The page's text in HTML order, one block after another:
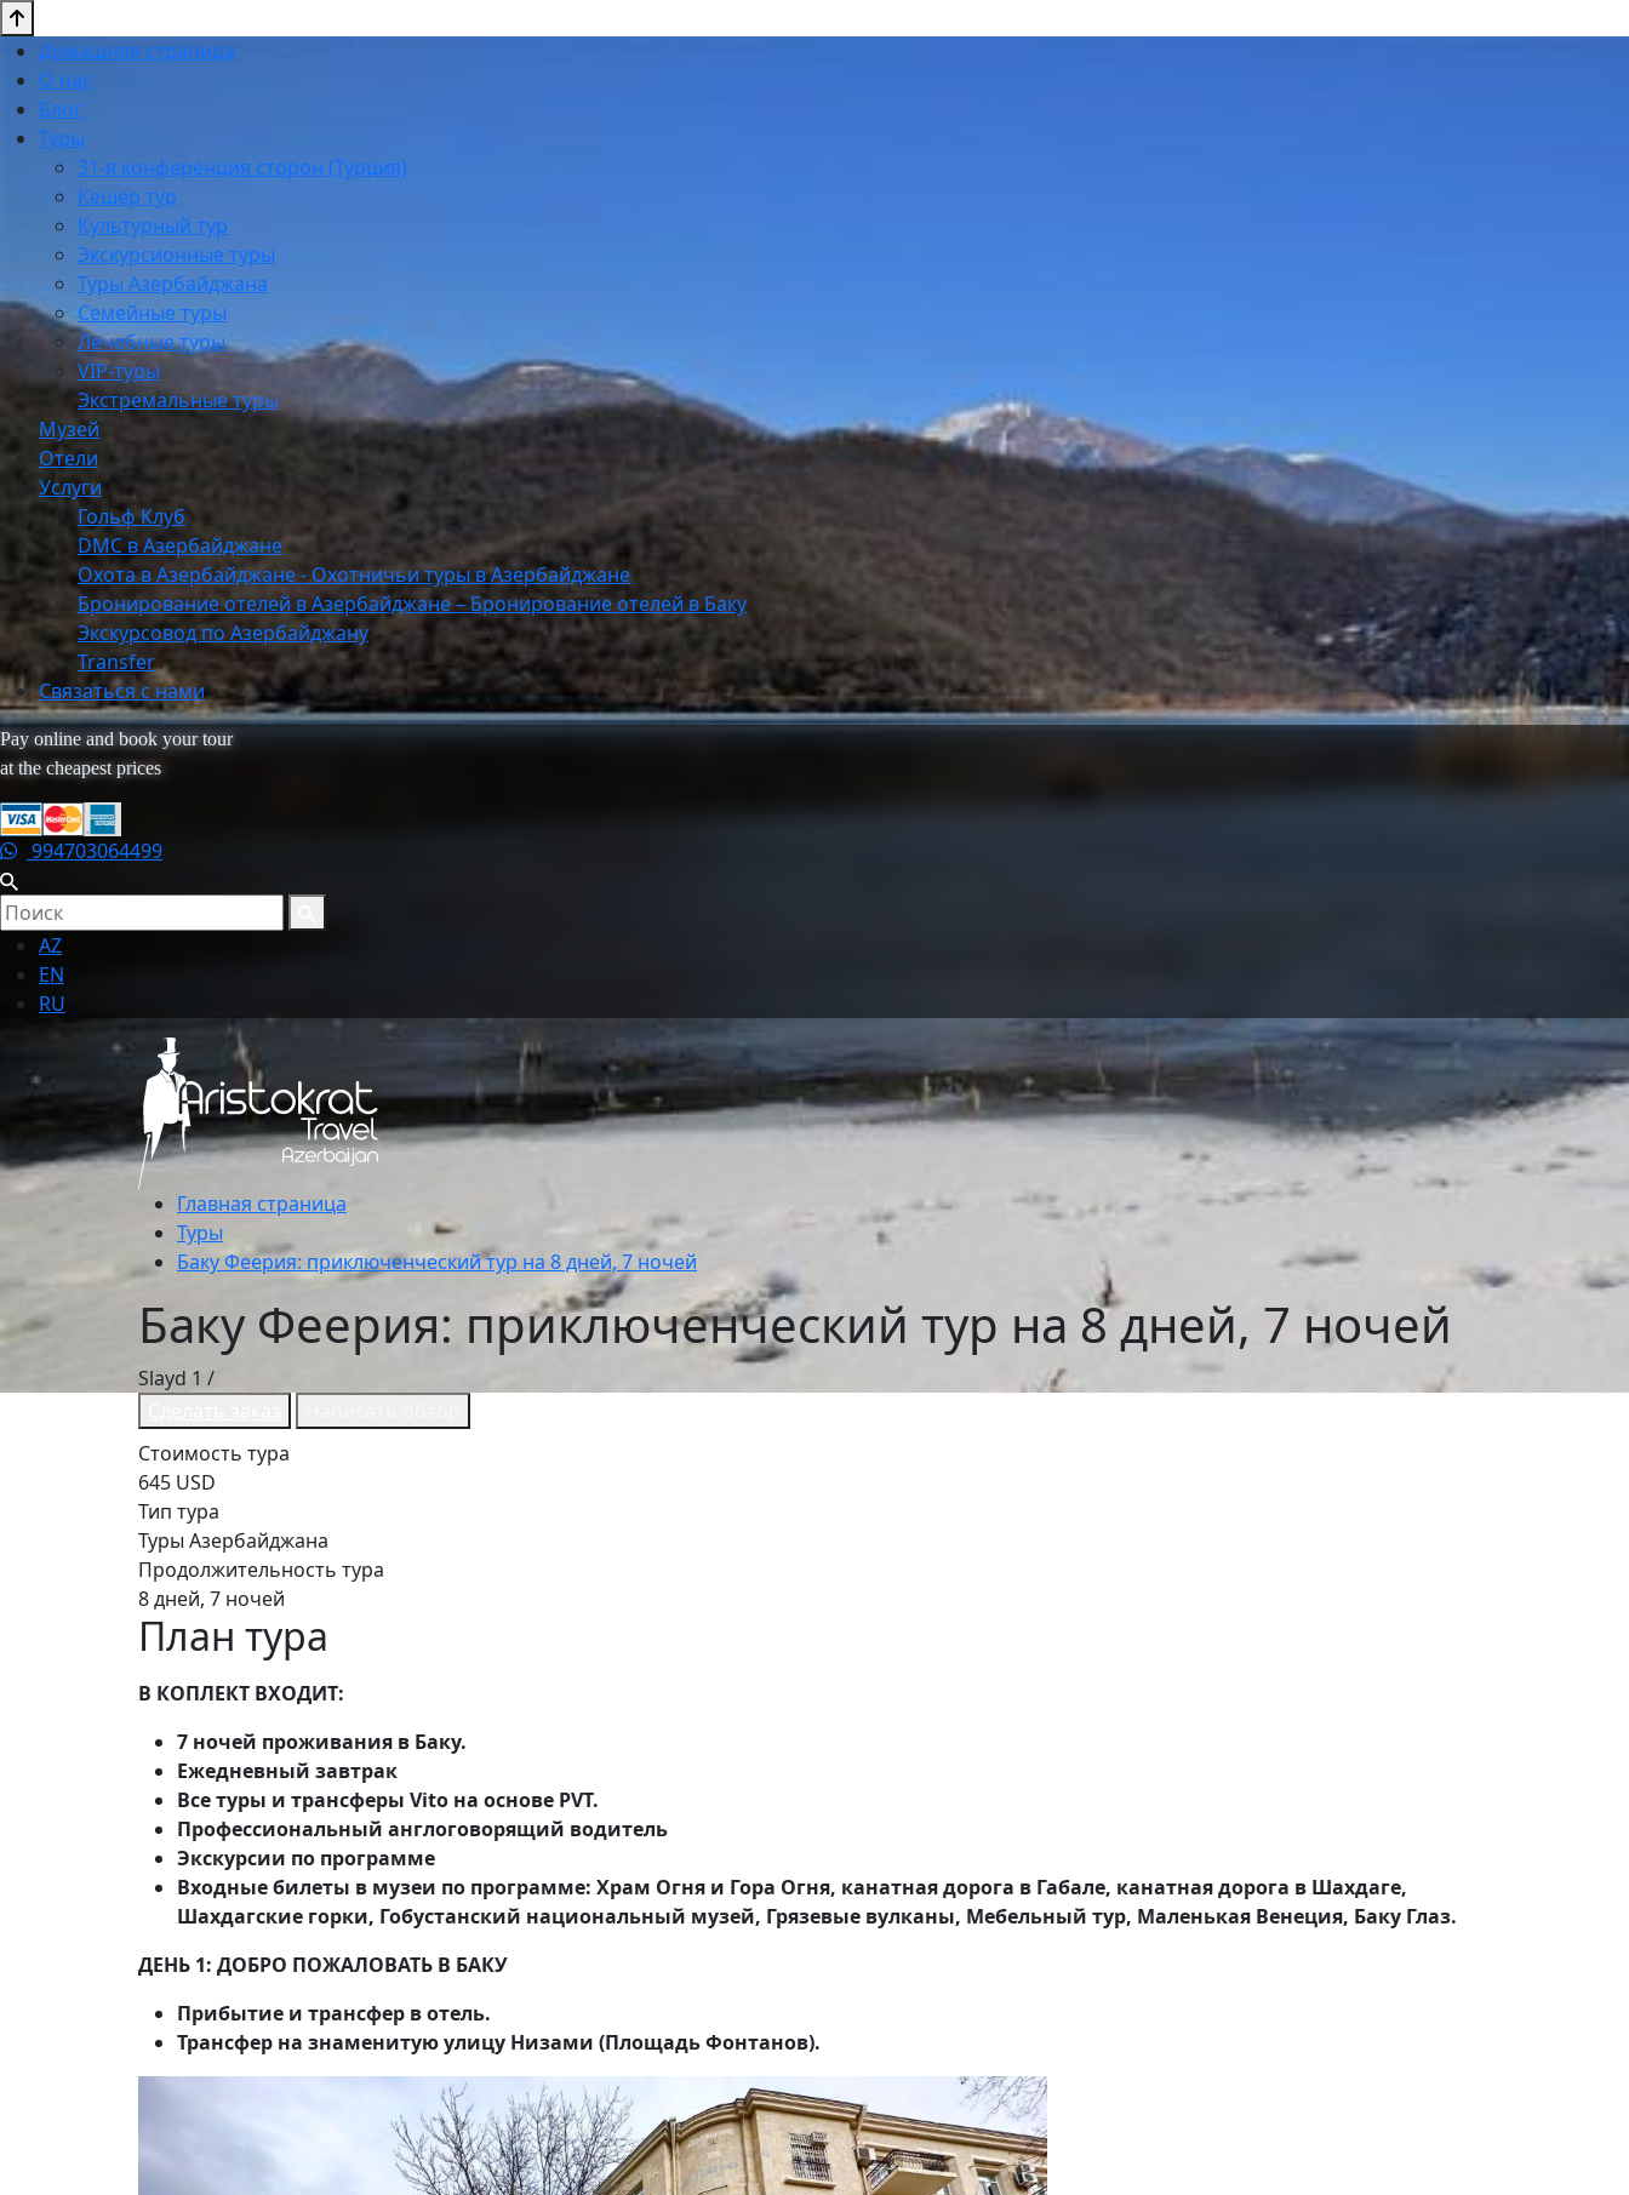
Домашняя страница
О нас
Блог
Туры
31-я конференция сторон (Турция)
Кешер тур
Культурный тур
Экскурсионные туры
Туры Азербайджана
Семейные туры
Лечебные туры
VIP-туры
Экстремальные туры
Музей
Отели
Услуги
Гольф Клуб
DMC в Азербайджане
Охота в Азербайджане - Охотничьи туры в Азербайджане
Бронирование отелей в Азербайджане – Бронирование отелей в Баку
Экскурсовод по Азербайджану
Transfer
Связаться с нами
Pay online and book your tour
at the cheapest prices
994703064499
AZ
EN
RU
Главная страница
Туры
Баку Феерия: приключенческий тур на 8 дней, 7 ночей
Баку Феерия: приключенческий тур на 8 дней, 7 ночей
Slayd 1 /
Стоимость тура
645 USD
Тип тура
Туры Азербайджана
Продолжительность тура
8 дней, 7 ночей
План тура
В КОПЛЕКТ ВХОДИТ:
7 ночей проживания в Баку.
Ежедневный завтрак
Все туры и трансферы Vito на основе PVT.
Профессиональный англоговорящий водитель
Экскурсии по программе
Входные билеты в музеи по программе: Храм Огня и Гора Огня, канатная дорога в Габале, канатная дорога в Шахдаге,
Шахдагские горки, Гобустанский национальный музей, Грязевые вулканы, Мебельный тур, Маленькая Венеция, Баку Глаз.
ДЕНЬ 1: ДОБРО ПОЖАЛОВАТЬ В БАКУ
Прибытие и трансфер в отель.
Трансфер на знаменитую улицу Низами (Площадь Фонтанов).